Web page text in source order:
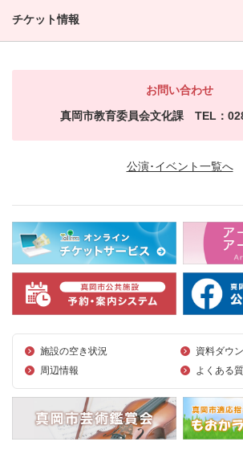
チケット情報
お問い合わせ
真岡市教育委員会文化課 TEL：
公演･イベント一覧へ
施設の空き状況
資料ダウ
周辺情報
よくある